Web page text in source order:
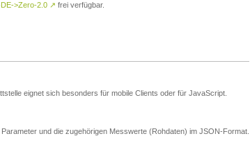
>Zero-2.0 ↗ frei verfügbar.
eignet sich besonders für mobile Clients oder für JavaScript.
und die zugehörigen Messwerte (Rohdaten) im JSON-Format.